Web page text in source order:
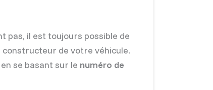
pas, il est toujours possible de
de votre véhicule.
se basant sur le numéro de